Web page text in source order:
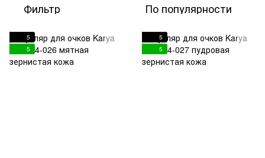
Фильтр По популярности
5
5
5
5